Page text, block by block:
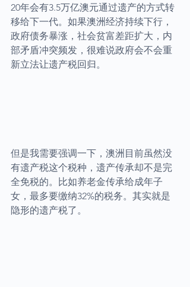
20年会有3.5万亿澳元通过遗产的方式转
移给下一代。如果澳洲经济持续下行，
政府债务暴涨，社会贫富差距扩大，内
部矛盾冲突频发，很难说政府会不会重
新立法让遗产税回归。
但是我需要强调一下，澳洲目前虽然没
有遗产税这个税种，遗产传承却不是完
全免税的。比如养老金传承给成年子
女，最多要缴纳32%的税务。其实就是
隐形的遗产税了。